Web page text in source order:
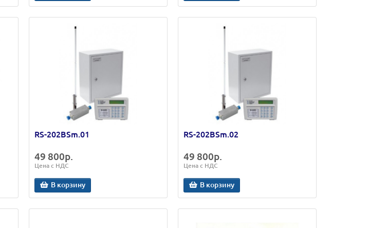
RS-202BSm.01
49 800р.
Цена с НДС
В корзину
RS-202BSm.02
49 800р.
Цена с НДС
В корзину